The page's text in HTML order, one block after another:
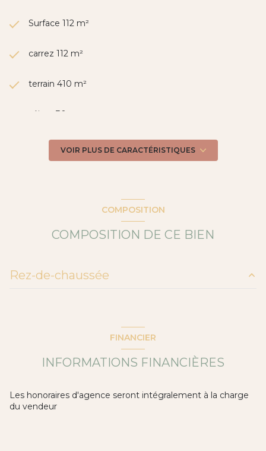
Surface 112 m²
carrez 112 m²
terrain 410 m²
séjour 30 m²
3 chambre(s)
construit en 1977
exposition Est-Ouest
VOIR PLUS DE CARACTÉRISTIQUES
COMPOSITION
COMPOSITION DE CE BIEN
Rez-de-chaussée
FINANCIER
INFORMATIONS FINANCIÈRES
Les honoraires d'agence seront intégralement à la charge
du vendeur